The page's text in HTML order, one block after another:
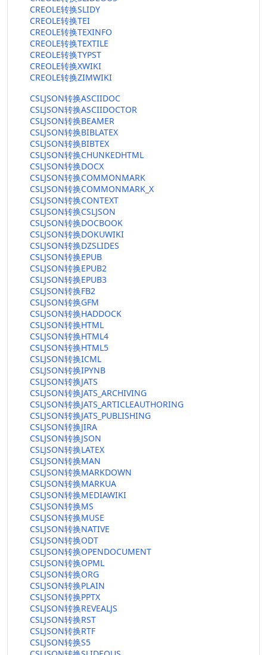
CREOLE转换SLIDY
CREOLE转换TEI
CREOLE转换TEXINFO
CREOLE转换TEXTILE
CREOLE转换TYPST
CREOLE转换XWIKI
CREOLE转换ZIMWIKI
CSLJSON转换ASCIIDOC
CSLJSON转换ASCIIDOCTOR
CSLJSON转换BEAMER
CSLJSON转换BIBLATEX
CSLJSON转换BIBTEX
CSLJSON转换CHUNKEDHTML
CSLJSON转换DOCX
CSLJSON转换COMMONMARK
CSLJSON转换COMMONMARK_X
CSLJSON转换CONTEXT
CSLJSON转换CSLJSON
CSLJSON转换DOCBOOK
CSLJSON转换DOKUWIKI
CSLJSON转换DZSLIDES
CSLJSON转换EPUB
CSLJSON转换EPUB2
CSLJSON转换EPUB3
CSLJSON转换FB2
CSLJSON转换GFM
CSLJSON转换HADDOCK
CSLJSON转换HTML
CSLJSON转换HTML4
CSLJSON转换HTML5
CSLJSON转换ICML
CSLJSON转换IPYNB
CSLJSON转换JATS
CSLJSON转换JATS_ARCHIVING
CSLJSON转换JATS_ARTICLEAUTHORING
CSLJSON转换JATS_PUBLISHING
CSLJSON转换JIRA
CSLJSON转换JSON
CSLJSON转换LATEX
CSLJSON转换MAN
CSLJSON转换MARKDOWN
CSLJSON转换MARKUA
CSLJSON转换MEDIAWIKI
CSLJSON转换MS
CSLJSON转换MUSE
CSLJSON转换NATIVE
CSLJSON转换ODT
CSLJSON转换OPENDOCUMENT
CSLJSON转换OPML
CSLJSON转换ORG
CSLJSON转换PLAIN
CSLJSON转换PPTX
CSLJSON转换REVEALJS
CSLJSON转换RST
CSLJSON转换RTF
CSLJSON转换S5